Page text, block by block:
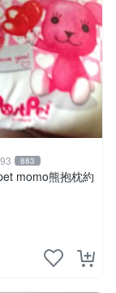
883
momo熊抱枕約